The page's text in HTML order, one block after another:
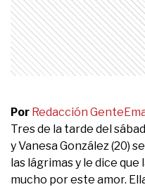
Por Redacción Gente
Tres de la tarde del
y Vanesa González (20)
las lágrimas y le dice que
mucho por este amor.